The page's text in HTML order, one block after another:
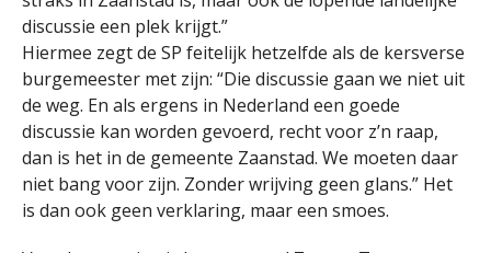
discussie een plek krijgt.”
Hiermee zegt de SP feitelijk hetzelfde als de kersverse
burgemeester met zijn: “Die discussie gaan we niet uit
de weg. En als ergens in Nederland een goede
discussie kan worden gevoerd, recht voor z’n raap,
dan is het in de gemeente Zaanstad. We moeten daar
niet bang voor zijn. Zonder wrijving geen glans.” Het
is dan ook geen verklaring, maar een smoes.